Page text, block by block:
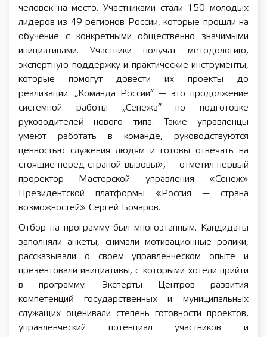
человек на место. Участниками стали 150 молодых
лидеров из 49 регионов России, которые прошли на
обучение с конкретными общественно значимыми
инициативами. Участники получат методологию,
экспертную поддержку и практические инструменты,
которые помогут довести их проекты до
реализации. „Команда России“ — это продолжение
системной работы „Сенежа“ по подготовке
руководителей нового типа. Такие управленцы
умеют работать в команде, руководствуются
ценностью служения людям и готовы отвечать на
стоящие перед страной вызовы», — отметил первый
проректор Мастерской управления «Сенеж»
Президентской платформы «Россия — страна
возможностей» Сергей Бочаров.
Отбор на программу был многоэтапным. Кандидаты
заполняли анкеты, снимали мотивационные ролики,
рассказывали о своем управленческом опыте и
презентовали инициативы, с которыми хотели прийти
в программу. Эксперты Центров развития
компетенций государственных и муниципальных
служащих оценивали степень готовности проектов,
управленческий потенциал участников и